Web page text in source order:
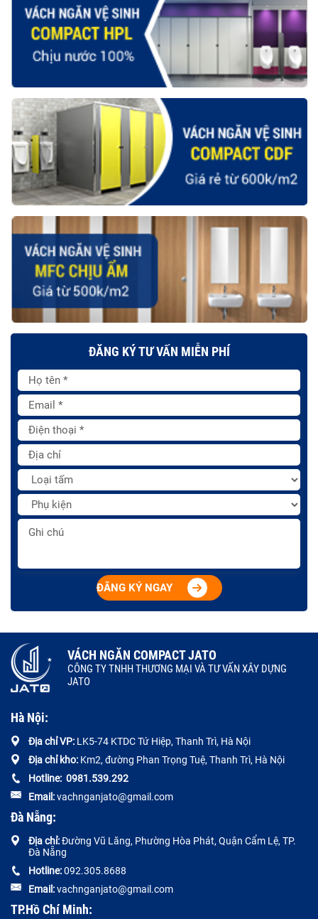
ĐĂNG KÝ TƯ VẤN MIỄN PHÍ
ĐĂNG KÝ NGAY
VÁCH NGĂN COMPACT JATO
CÔNG TY TNHH THƯƠNG MẠI VÀ TƯ VẤN XÂY DỰNG
JATO
Hà Nội:
Địa chỉ VP: LK5-74 KTDC Tứ Hiệp, Thanh Trì, Hà Nội
Địa chỉ kho: Km2, đường Phan Trọng Tuệ, Thanh Trì, Hà Nội
Hotline: 0981.539.292
Email:vachnganjato@gmail.com
Đà Nẵng:
Địa chỉ:Đường Vũ Lăng, Phường Hòa Phát, Quận Cẩm Lệ, TP.
Đà Nẵng
Hotline:092.305.8688
Email:vachnganjato@gmail.com
TP.Hồ Chí Minh: